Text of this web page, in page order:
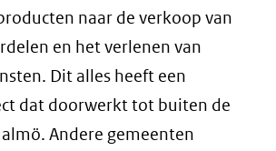
naar de verkoop van
en het verlenen van
Dit alles heeft een
dat doorwerkt tot buiten de
Andere gemeenten